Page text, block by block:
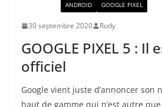
ANDROID GOOGLE PIXEL
30 septembre 2020 Rudy
GOOGLE PIXEL 5 : Il
officiel
Google vient juste d’annoncer son
haut de gamme qui n’est autre